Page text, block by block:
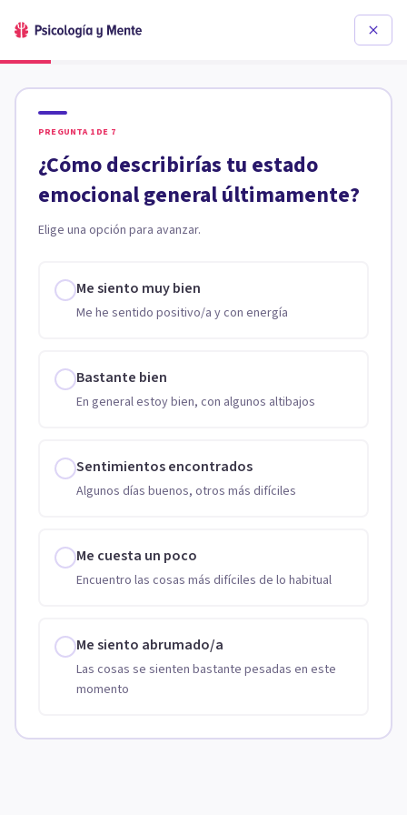
PREGUNTA 1 DE 7
¿Cómo describirías tu estado
emocional general últimamente?
Elige una opción para avanzar.
Me siento muy bien
Me he sentido positivo/a y con energía
Bastante bien
En general estoy bien, con algunos altibajos
Sentimientos encontrados
Algunos días buenos, otros más difíciles
Me cuesta un poco
Encuentro las cosas más difíciles de lo habitual
Me siento abrumado/a
Las cosas se sienten bastante pesadas en este
momento